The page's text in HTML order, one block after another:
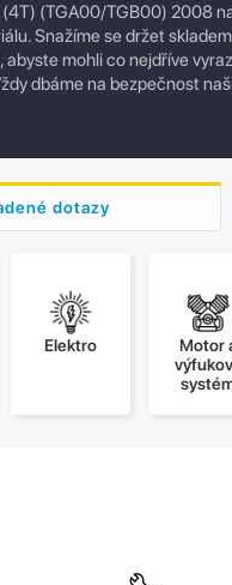
(TGA00/TGB00) 2008
Snažíme se držet
mohli co nejdříve
dbáme na bezpečnost
dotazy
Elektro
Motor